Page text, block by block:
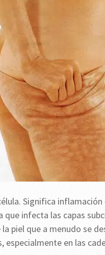
Significa
infecta las capas
piel que a menudo se
especialmente en las